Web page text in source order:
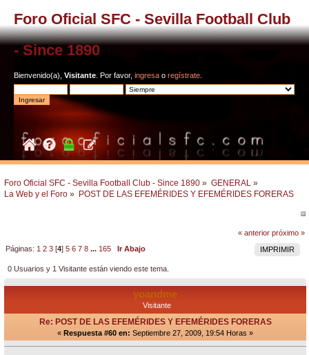
Foro Oficial SFC - Sevilla Football Club
- Since 1890
Bienvenido(a), Visitante . Por favor, ingresa o regístrate
Foro Oficial SFC - Sevilla Football Club - Since 1890 » GENERAL »
La Web y el Foro » POST DE LAS EFEMÉRIDES Y EFEMÉRIDES FORERAS
« anterior próximo »
IMPRIMIR
Páginas: 1 2 3 [4]5 6 7 8 ... 165 Ir Abajo
0 Usuarios y 1 Visitante están viendo este tema.
yoandme
Visitante
Re: POST DE LAS EFEMÉRIDES Y EFEMÉRIDES FORERAS
« Respuesta #60 en: Septiembre 27, 2009, 19:54 Horas »